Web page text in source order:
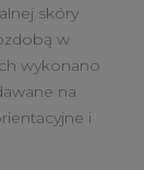
skóry
w
wykonano
na
i